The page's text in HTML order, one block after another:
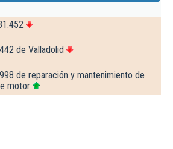
de Valladolid
de reparación y mantenimiento de
motor